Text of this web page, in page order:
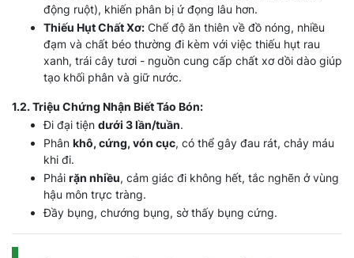
động ruột), khiến phân bị ứ đọng lâu hơn.
Thiếu Hụt Chất Xơ: Chế độ ăn thiên về đồ nóng, nhiều
đạm và chất béo thường đi kèm với việc thiếu hụt rau
xanh, trái cây tươi - nguồn cung cấp chất xơ dồi dào giúp
tạo khối phân và giữ nước.
1.2. Triệu Chứng Nhận Biết Táo Bón:
Đi đại tiện dưới 3 lần/tuần.
Phân khô, cứng, vón cục, có thể gây đau rát, chảy máu
khi đi.
Phải rặn nhiều, cảm giác đi không hết, tắc nghẽn ở vùng
hậu môn trực tràng.
Đầy bụng, chướng bụng, sờ thấy bụng cứng.